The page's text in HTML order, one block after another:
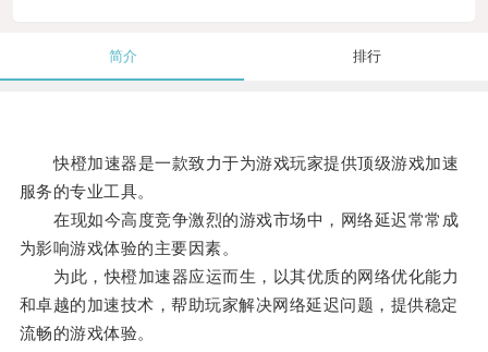
简介 排行
快橙加速器是一款致力于为游戏玩家提供顶级游戏加速
服务的专业工具。
在现如今高度竞争激烈的游戏市场中，网络延迟常常成
为影响游戏体验的主要因素。
为此，快橙加速器应运而生，以其优质的网络优化能力
和卓越的加速技术，帮助玩家解决网络延迟问题，提供稳定
流畅的游戏体验。